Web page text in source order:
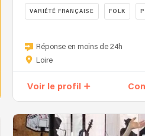
VARIÉTÉ FRANÇAISE FOLK
chante
en
accompagné
pour
partager
Réponse en moins de 24h
Loire
Voir le profil